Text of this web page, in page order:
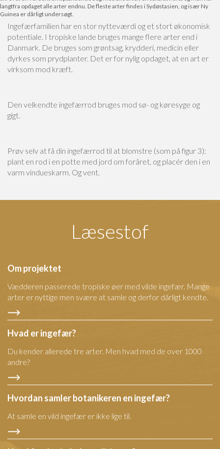
langtfra opdaget alle arter endnu. De fleste arter findes i Sydøstasien, og især Ny
Guinea er dårligt undersøgt.
Ingefærfamilien har en stor nytteværdi og et stort økonomisk
potentiale. I tropiske lande bruges mange flere arter end i
Danmark. De bruges som grøntsag, krydderi, medicin eller
dyrkes som prydplanter. Det er for nylig opdaget, at en art er
virksom mod kræft.
Den velkendte ingefærrod bruges mod sø- og køresyge og
gigt.
Prøv selv at få din ingefærrod til at blomstre (som på figur 3):
plant en rod i en potte med jord om foråret, og placér den i en
varm vindueskarm. Og vent.
Læsestof
Om projektet
Vædderen passerede tropiske øer med vilde ingefær. Mange
arter er nyttige men svære at samle og derfor dårligt kendte.
Hvad er ingefær?
Du kender allerede tre arter. Men hvad med de over 1000
andre?
Hvordan samler botanikeren en ingefær?
At samle en vild ingefær er ikke lige til.